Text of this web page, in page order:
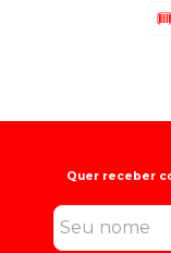
Quer receber